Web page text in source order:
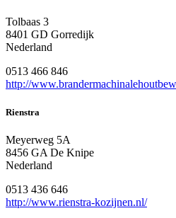
Tolbaas 3
8401 GD Gorredijk
Nederland
0513 466 846
http://
Rienstra
Meyerweg 5A
8456 GA De Knipe
Nederland
0513 436 646
http://www.rienstra-kozijnen.nl/